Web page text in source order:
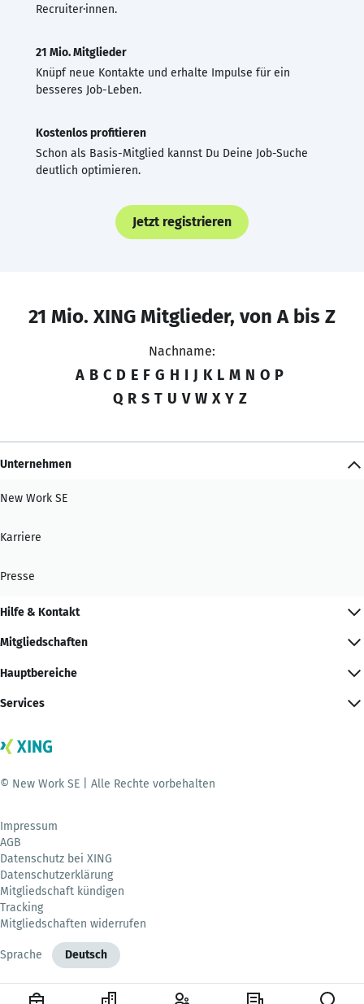
Recruiter·innen.
21 Mio. Mitglieder
Knüpf neue Kontakte und erhalte Impulse für ein
besseres Job-Leben.
Kostenlos profitieren
Schon als Basis-Mitglied kannst Du Deine Job-Suche
deutlich optimieren.
Jetzt registrieren
21 Mio. XING Mitglieder, von A bis Z
Nachname:
A B C D E F G H I J K L M N O P
Q R S T U V W X Y Z
Unternehmen
New Work SE
Karriere
Presse
Hilfe & Kontakt
Mitgliedschaften
Hauptbereiche
Services
© New Work SE | Alle Rechte vorbehalten
Impressum
AGB
Datenschutz bei XING
Datenschutzerklärung
Mitgliedschaft kündigen
Tracking
Mitgliedschaften widerrufen
Sprache Deutsch